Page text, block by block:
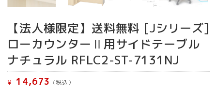
【法人様限定】送料無料 [Jシリーズ]
ローカウンターⅡ用サイドテーブル
ナチュラル RFLC2-ST-7131NJ
¥ 14,673 (税込）